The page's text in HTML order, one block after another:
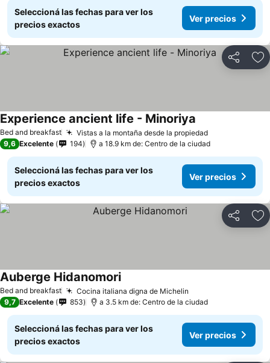
Seleccioná las fechas para ver los
precios exactos
Ver precios
Compartir
Bed and breakfast Vistas a la montaña desde la propiedad
Experience ancient life - Minoriya
9,6 Excelente 194 a 18.9 km de: Centro de la ciudad
Seleccioná las fechas para ver los
precios exactos
Ver precios
Compartir
Bed and breakfast Cocina italiana digna de Michelin
Auberge Hidanomori
9,7 Excelente 853 a 3.5 km de: Centro de la ciudad
Seleccioná las fechas para ver los
precios exactos
Ver precios